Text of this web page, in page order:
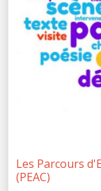
Les Parcours
(PEAC)